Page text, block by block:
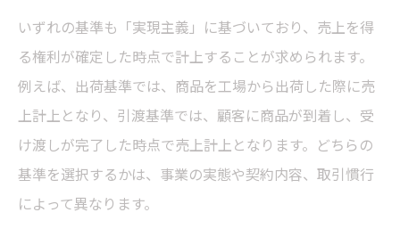
いずれの基準も「実現主義」に基づいており、売上を得
る権利が確定した時点で計上することが求められます。
例えば、出荷基準では、商品を工場から出荷した際に売
上計上となり、引渡基準では、顧客に商品が到着し、受
け渡しが完了した時点で売上計上となります。どちらの
基準を選択するかは、事業の実態や契約内容、取引慣行
によって異なります。